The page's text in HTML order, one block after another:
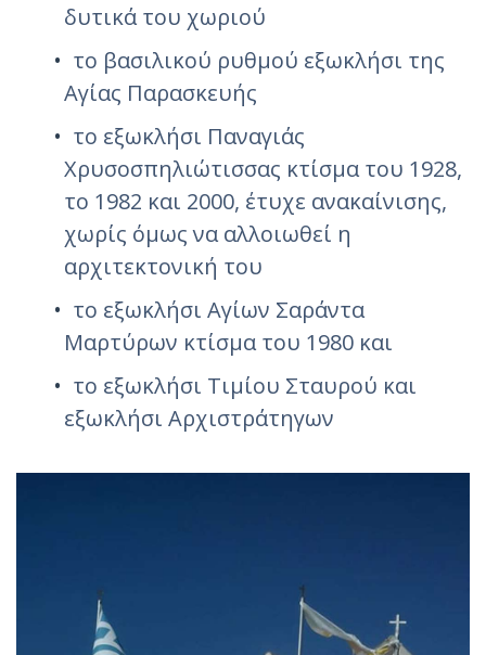
δυτικά του χωριού
το βασιλικού ρυθμού εξωκλήσι της
Αγίας Παρασκευής
το εξωκλήσι Παναγιάς
Χρυσοσπηλιώτισσας κτίσμα του 1928,
το 1982 και 2000, έτυχε ανακαίνισης,
χωρίς όμως να αλλοιωθεί η
αρχιτεκτονική του
το εξωκλήσι Αγίων Σαράντα
Μαρτύρων κτίσμα του 1980 και
το εξωκλήσι Τιμίου Σταυρού και
εξωκλήσι Αρχιστράτηγων